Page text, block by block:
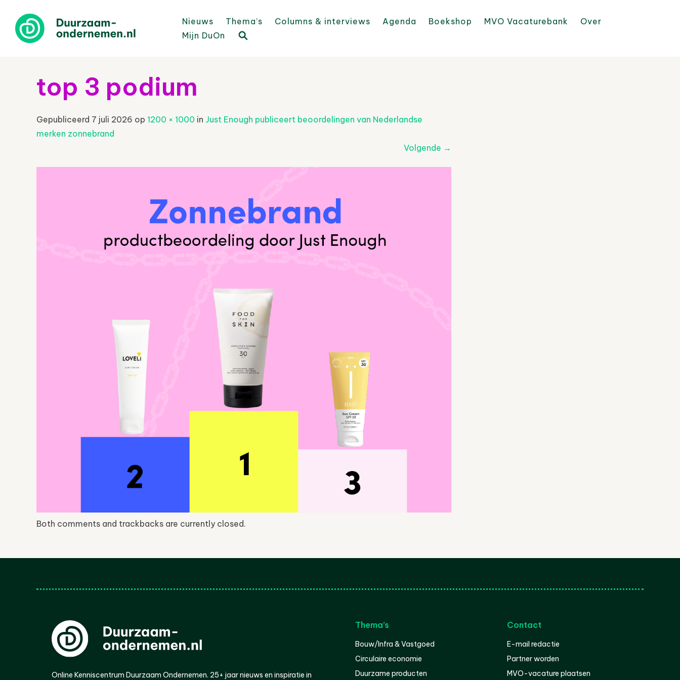
Nieuws Thema’s Columns & interviews Agenda Boekshop MVO Vacaturebank
Over
Mijn DuOn
top 3 podium
Gepubliceerd 7 juli 2026 op 1200 × 1000 in Just Enough publiceert beoordelingen van Nederlandse
merken zonnebrand
Volgende →
Both comments and trackbacks are currently closed.
Online Kenniscentrum Duurzaam Ondernemen. 25+ jaar nieuws en inspiratie in
Thema’s
Bouw/Infra & Vastgoed
Circulaire economie
Duurzame producten
Contact
E-mail redactie
Partner worden
MVO-vacature plaatsen